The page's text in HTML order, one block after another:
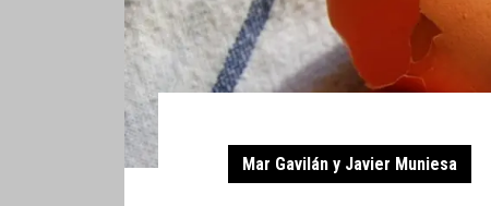
Mar Gavilán y Javier Muniesa